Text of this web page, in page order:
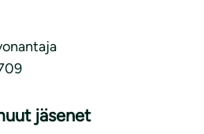
jäsenet